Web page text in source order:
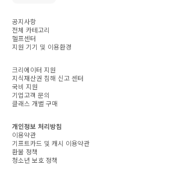
공지사항
전체 카테고리
헬프센터
지원 기기 및 이용환경
크리에이터 지원
지식재산권 침해 신고 센터
국비 지원
기업고객 문의
클래스 개별 구매
개인정보 처리방침
이용약관
기프트카드 및 캐시 이용약관
환불 정책
청소년 보호 정책